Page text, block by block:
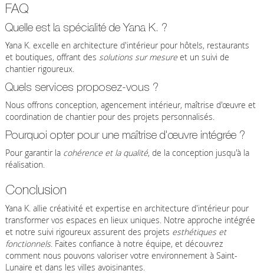
FAQ
Quelle est la spécialité de Yana K. ?
Yana K. excelle en architecture d'intérieur pour hôtels, restaurants
et boutiques, offrant des solutions sur mesureet un suivi de
chantier rigoureux.
Quels services proposez-vous ?
Nous offrons conception, agencement intérieur, maîtrise d'œuvre et
coordination de chantier pour des projets personnalisés.
Pourquoi opter pour une maîtrise d'œuvre intégrée ?
Pour garantir la cohérence et la qualité, de la conception jusqu'à la
réalisation.
Conclusion
Yana K. allie créativité et expertise en architecture d'intérieur pour
transformer vos espaces en lieux uniques. Notre approche intégrée
et notre suivi rigoureux assurent des projets esthétiques et
fonctionnels. Faites confiance à notre équipe, et découvrez
comment nous pouvons valoriser votre environnement à Saint-
Lunaire et dans les villes avoisinantes.